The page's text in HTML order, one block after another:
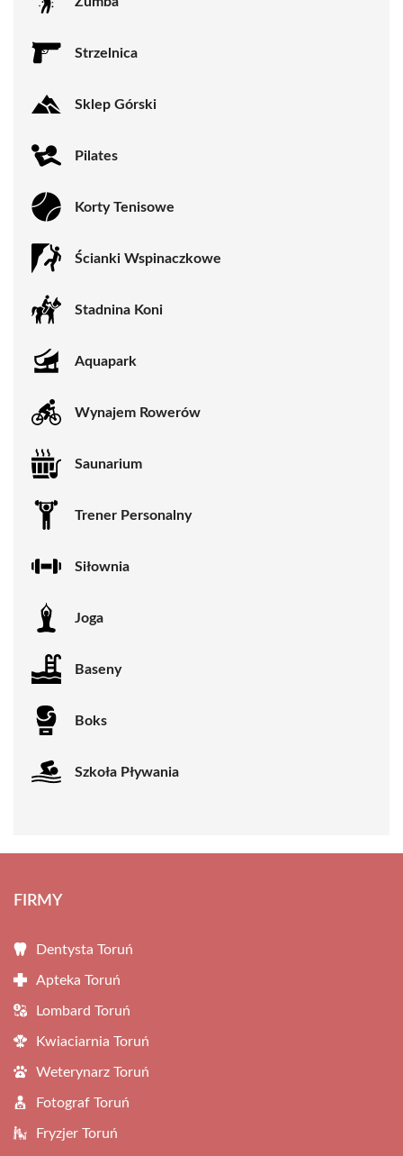
Strzelnica
Sklep Górski
Pilates
Korty Tenisowe
Ścianki Wspinaczkowe
Stadnina Koni
Aquapark
Wynajem Rowerów
Saunarium
Trener Personalny
Siłownia
Joga
Baseny
Boks
Szkoła Pływania
FIRMY
Dentysta Toruń
Apteka Toruń
Lombard Toruń
Kwiaciarnia Toruń
Weterynarz Toruń
Fotograf Toruń
Fryzjer Toruń